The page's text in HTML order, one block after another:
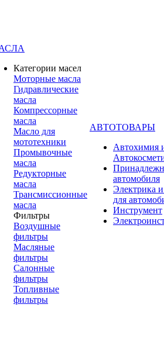
Категории масел
Моторные масла
Гидравлические
масла
Компрессорные
масла
Масло для
мототехники
Промывочные
масла
Редукторные
масла
Трансмиссионные
масла
Фильтры
Воздушные
фильтры
Масляные
фильтры
Салонные
фильтры
Топливные
фильтры
АВТОТОВАРЫ
Автохимия
автомобиля
Электрика
для
Инструмент